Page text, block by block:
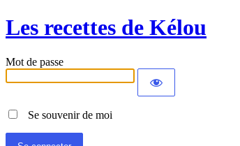
Les recettes de Kélou
Mot de passe
Se souvenir de moi